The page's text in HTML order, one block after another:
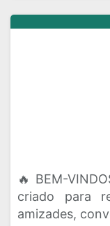
🔥 BEM-
criado para
amizades,